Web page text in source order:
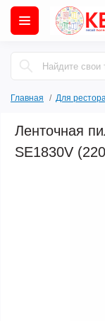
Главная Для
Ленточная
SE1830V